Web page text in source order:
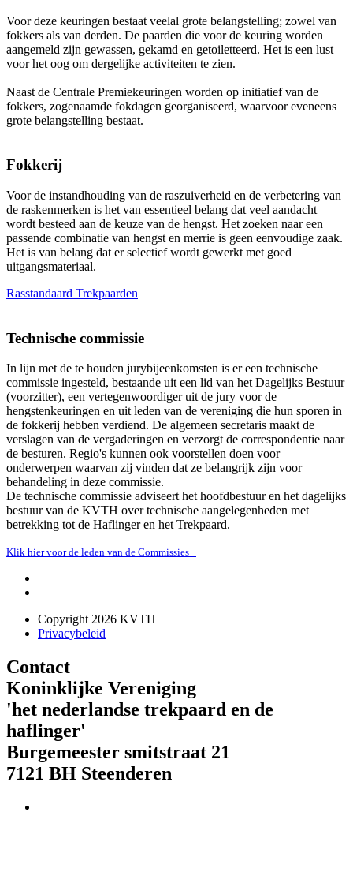
Voor deze keuringen bestaat veelal grote belangstelling; zowel van
fokkers als van derden. De paarden die voor de keuring worden
aangemeld zijn gewassen, gekamd en getoiletteerd. Het is een lust
voor het oog om dergelijke activiteiten te zien.
Naast de Centrale Premiekeuringen worden op initiatief van de
fokkers, zogenaamde fokdagen georganiseerd, waarvoor eveneens
grote belangstelling bestaat.
Fokkerij
Voor de instandhouding van de raszuiverheid en de verbetering van
de raskenmerken is het van essentieel belang dat veel aandacht
wordt besteed aan de keuze van de hengst. Het zoeken naar een
passende combinatie van hengst en merrie is geen eenvoudige zaak.
Het is van belang dat er selectief wordt gewerkt met goed
uitgangsmateriaal.
Rasstandaard Trekpaarden
Technische commissie
In lijn met de te houden jurybijeenkomsten is er een technische
commissie ingesteld, bestaande uit een lid van het Dagelijks Bestuur
(voorzitter), een vertegenwoordiger uit de jury voor de
hengstenkeuringen en uit leden van de vereniging die hun sporen in
de fokkerij hebben verdiend. De algemeen secretaris maakt de
verslagen van de vergaderingen en verzorgt de correspondentie naar
de besturen. Regio's kunnen ook voorstellen doen voor
onderwerpen waarvan zij vinden dat ze belangrijk zijn voor
behandeling in deze commissie.
De technische commissie adviseert het hoofdbestuur en het dagelijks
bestuur van de KVTH over technische aangelegenheden met
betrekking tot de Haflinger en het Trekpaard.
Klik hier voor de leden van de Commissies
Copyright 2026 KVTH
Privacybeleid
Contact
Koninklijke Vereniging
'het nederlandse trekpaard en de
haflinger'
Burgemeester smitstraat 21
7121 BH Steenderen